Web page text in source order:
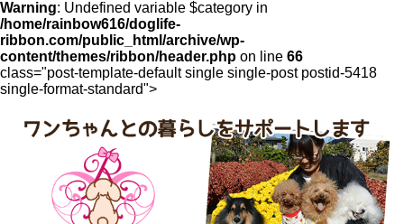
Warning: Undefined variable $category in
/home/rainbow616/doglife-
ribbon.com/public_html/archive/wp-
content/themes/ribbon/header.php on line 66
class="post-template-default single single-post postid-5418
single-format-standard">